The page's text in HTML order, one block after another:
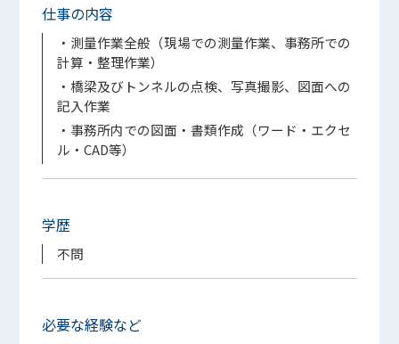
仕事の内容
・測量作業全般（現場での測量作業、事務所での
計算・整理作業）
・橋梁及びトンネルの点検、写真撮影、図面への
記入作業
・事務所内での図面・書類作成（ワード・エクセ
ル・CAD等）
学歴
不問
必要な経験など